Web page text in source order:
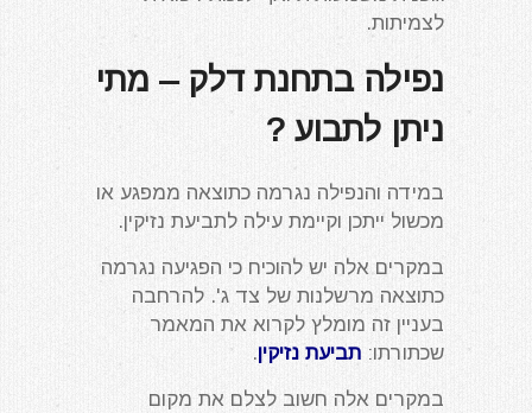
לצמיתות.
נפילה בתחנת דלק – מתי
ניתן לתבוע ?
במידה והנפילה נגרמה כתוצאה ממפגע או
מכשול ייתכן וקיימת עילה לתביעת נזיקין.
במקרים אלה יש להוכיח כי הפגיעה נגרמה
כתוצאה מרשלנות של צד ג'. להרחבה
בעניין זה מומלץ לקרוא את המאמר
שכתורתו: תביעת נזיקין.
במקרים אלה חשוב לצלם את מקום